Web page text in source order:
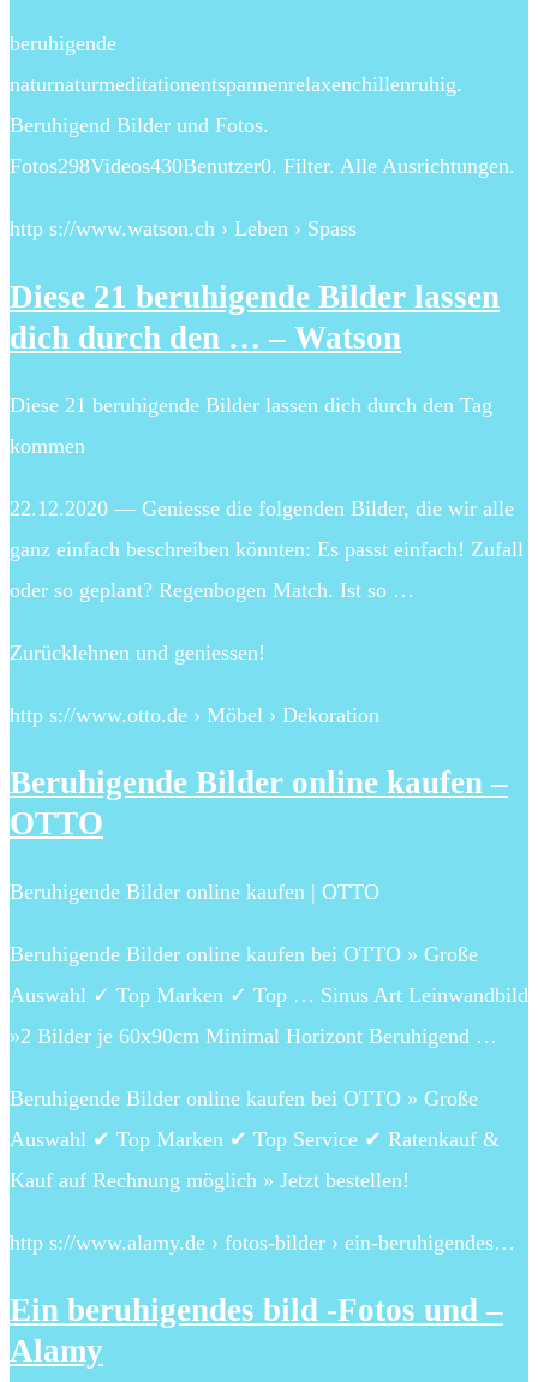
beruhigende
naturnaturmeditationentspannenrelaxenchillenruhig.
Beruhigend Bilder und Fotos.
Fotos298Videos430Benutzer0. Filter. Alle Ausrichtungen.
http s://www.watson.ch › Leben › Spass
Diese 21 beruhigende Bilder lassen
dich durch den … – Watson
Diese 21 beruhigende Bilder lassen dich durch den Tag
kommen
22.12.2020 — Geniesse die folgenden Bilder, die wir alle
ganz einfach beschreiben könnten: Es passt einfach! Zufall
oder so geplant? Regenbogen Match. Ist so …
Zurücklehnen und geniessen!
http s://www.otto.de › Möbel › Dekoration
Beruhigende Bilder online kaufen –
OTTO
Beruhigende Bilder online kaufen | OTTO
Beruhigende Bilder online kaufen bei OTTO » Große
Auswahl ✓ Top Marken ✓ Top … Sinus Art Leinwandbild
»2 Bilder je 60x90cm Minimal Horizont Beruhigend …
Beruhigende Bilder online kaufen bei OTTO » Große
Auswahl ✔ Top Marken ✔ Top Service ✔ Ratenkauf &
Kauf auf Rechnung möglich » Jetzt bestellen!
http s://www.alamy.de › fotos-bilder › ein-beruhigendes…
Ein beruhigendes bild -Fotos und –
Alamy